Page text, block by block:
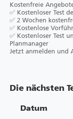
Kostenfreie
✅ Kostenloser Test
✅ 2 Wochen
✅ Kostenlose
✅ Kostenloser Test
Planmanager
Jetzt anmelden und
Die nächsten
Datum